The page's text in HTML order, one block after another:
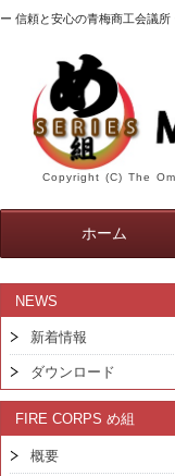
ー 信頼と安心の青梅商工会議所
Copyright (C) The
ホーム
NEWS
新着情報
ダウンロード
FIRE CORPS め組
概要